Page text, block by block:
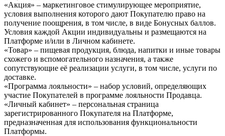
«Акция» – маркетинговое стимулирующее мероприятие,
условия выполнения которого дают Покупателю право на
получение поощрения, в том числе, в виде Бонусных баллов.
Условия каждой Акции индивидуальны и размещаются на
Платформе и/или в Личном кабинете.
«Товар» – пищевая продукция, блюда, напитки и иные товары
схожего и вспомогательного назначения, а также
сопутствующие её реализации услуги, в том числе, услуги по
доставке.
«Программа лояльности» – набор условий, определяющих
участие Покупателей в программе лояльности Продавца.
«Личный кабинет» – персональная страница
зарегистрированного Покупателя на Платформе,
предназначенная для использования функциональности
Платформы.